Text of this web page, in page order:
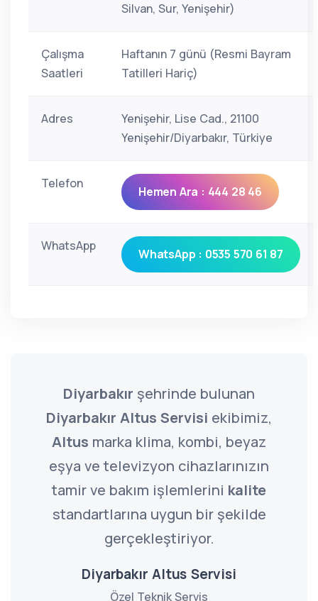
Silvan, Sur, Yenişehir)
Çalışma
Saatleri
Haftanın 7 günü (Resmi Bayram
Tatilleri Hariç)
Adres
Yenişehir, Lise Cad., 21100
Yenişehir/Diyarbakır, Türkiye
Telefon
Hemen Ara : 444 28 46
WhatsApp
WhatsApp : 0535 570 61 87
Diyarbakır şehrinde bulunan
Diyarbakır Altus Servisi ekibimiz,
Altus marka klima, kombi, beyaz
eşya ve televizyon cihazlarınızın
tamir ve bakım işlemlerini kalite
standartlarına uygun bir şekilde
gerçekleştiriyor.
Diyarbakır Altus Servisi
Özel Teknik Servis